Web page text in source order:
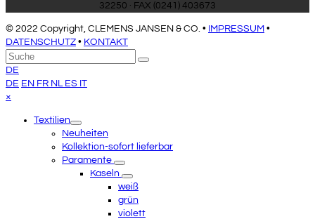
32250 · FAX (0241) 403673
© 2022 Copyright, CLEMENS JANSEN & CO. • IMPRESSUM •
DATENSCHUTZ • KONTAKT
An
den
Anfang
scrollen
Suche
Senden
DE
DE EN FR NL ES IT
×
menuTextilien
Neuheiten
Kollektion-sofort lieferbar
Paramente
Kaseln
weiß
grün
violett